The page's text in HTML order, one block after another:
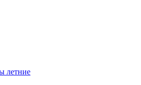
летние